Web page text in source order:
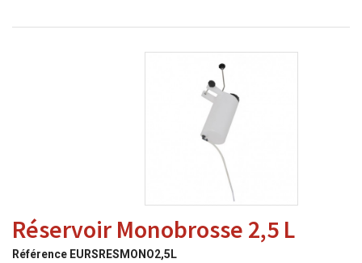
Réservoir Monobrosse 2,5 L
Référence EURSRESMONO2,5L